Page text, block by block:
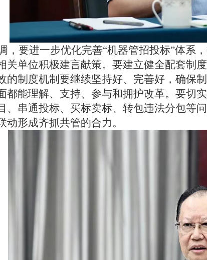
， 要进一步优化完善“机器管招投标”体系
关单位积极建言献策。 要建立健全配套制
的制度机制要继续坚持好、完善好 ， 确保
都能理解、支持、参与和拥护改革。要切
、串通投标、买标卖标、转包违法分包等
动形成齐抓共管的合力 。